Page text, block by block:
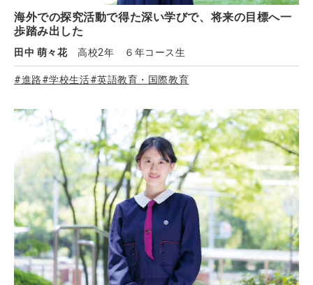
海外での探究活動で得た深い学びで、将来の目標へ一
歩踏み出した
田中 萌々花 高校2年 ６年コース生
#進路#学校生活#英語教育・国際教育